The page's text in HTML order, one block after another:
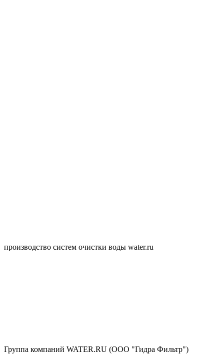
производство систем очистки воды water.ru
Группа компаний WATER.RU (ООО "Гидра Фильтр")